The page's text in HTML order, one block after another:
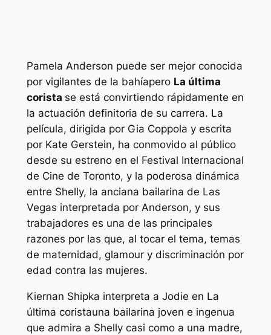
Pamela Anderson puede ser mejor conocida
por vigilantes de la bahíapero La última
corista se está convirtiendo rápidamente en
la actuación definitoria de su carrera. La
película, dirigida por Gia Coppola y escrita
por Kate Gerstein, ha conmovido al público
desde su estreno en el Festival Internacional
de Cine de Toronto, y la poderosa dinámica
entre Shelly, la anciana bailarina de Las
Vegas interpretada por Anderson, y sus
trabajadores es una de las principales
razones por las que, al tocar el tema, temas
de maternidad, glamour y discriminación por
edad contra las mujeres.
Kiernan Shipka interpreta a Jodie en La
última coristauna bailarina joven e ingenua
que admira a Shelly casi como a una madre,